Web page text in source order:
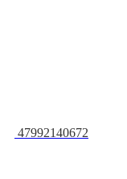
47992140672